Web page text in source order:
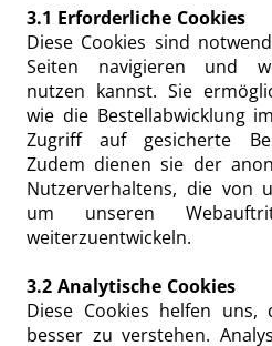
3.1 Erforderliche Cookies
Diese Cookies sind
Seiten navigieren und
nutzen kannst. Sie
wie die Bestellabwicklung
Zugriff auf gesicherte
Zudem dienen sie der
Nutzerverhaltens, die von
um unseren
weiterzuentwickeln.
3.2 Analytische Cookies
Diese Cookies helfen uns,
besser zu verstehen.